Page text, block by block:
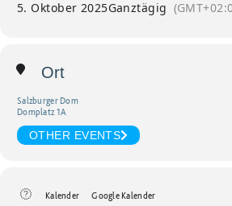
5. Oktober 2025Ganztägig
Ort
Salzburger Dom
Domplatz 1A
OTHER EVENTS
Kalender Google Kalender